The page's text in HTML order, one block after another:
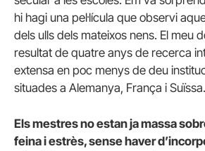
hi hagi una pel·lícula que observi
dels ulls dels mateixos nens. El meu
resultat de quatre anys de recerca
extensa en poc menys de deu
situades a Alemanya, França i Suïssa.
Els mestres no estan ja massa
feina i estrès, sense haver